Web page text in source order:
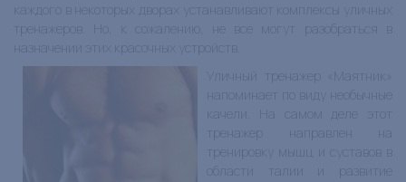
каждого в некоторых дворах устанавливают комплексы уличных
тренажеров. Но, к сожалению, не все могут разобраться в
назначении этих красочных устройств.
Уличный тренажер «Маятник»
напоминает по виду необычные
качели. На самом деле этот
тренажер направлен на
тренировку мышц и суставов в
области талии и развитие